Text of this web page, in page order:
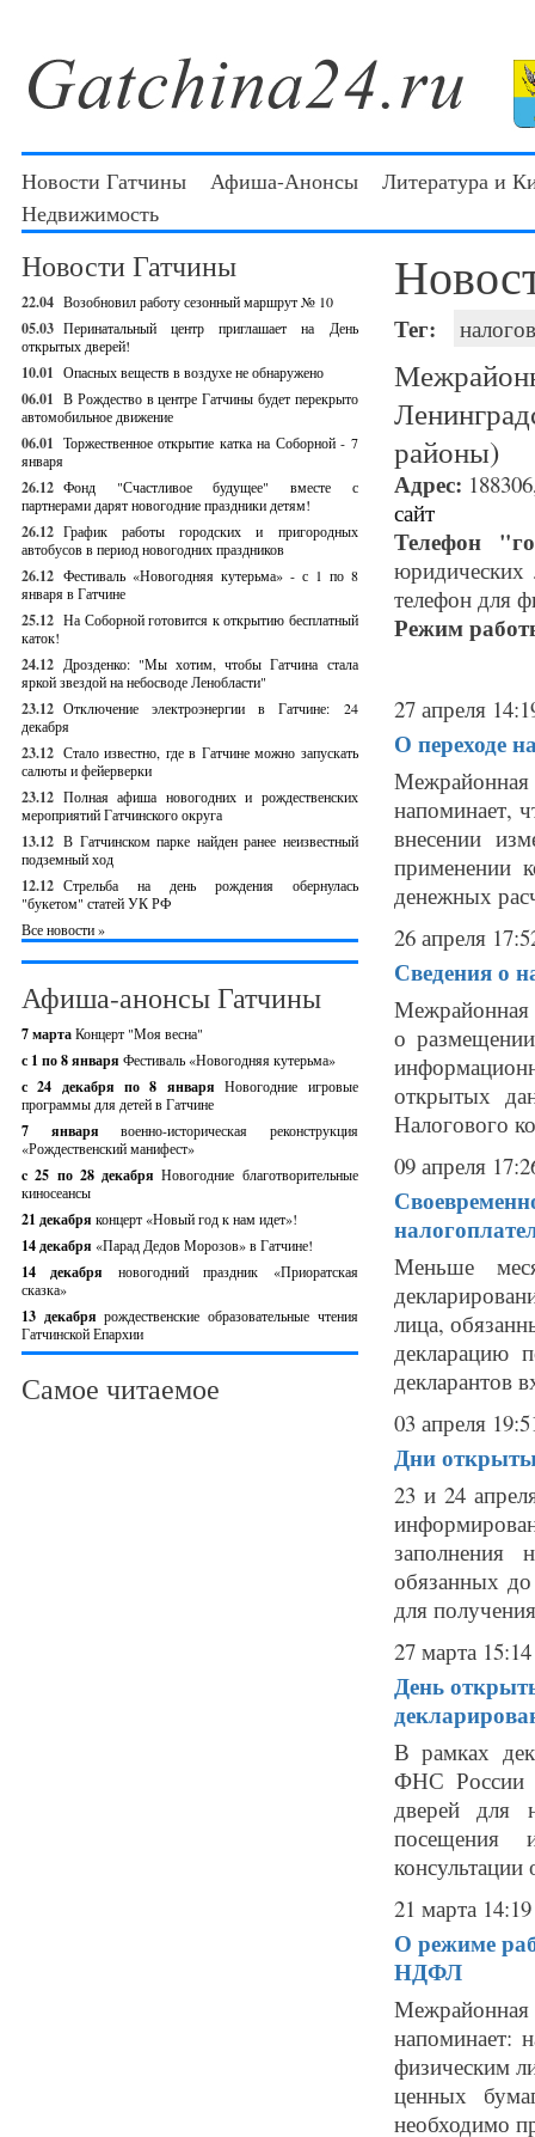
Новости Гатчины Афиша-Анонсы
Литература и
Недвижимость
Новости Гатчины
22.04 Возобновил работу сезонный маршрут № 10
05.03 Перинатальный центр приглашает на День
открытых дверей!
10.01 Опасных веществ в воздухе не обнаружено
06.01 В Рождество в центре Гатчины будет перекрыто
автомобильное движение
06.01 Торжественное открытие катка на Соборной - 7
января
26.12 Фонд "Счастливое будущее" вместе с
партнерами дарят новогодние праздники детям!
26.12 График работы городских и пригородных
автобусов в период новогодних праздников
26.12 Фестиваль «Новогодняя кутерьма» - с 1 по 8
января в Гатчине
25.12 На Соборной готовится к открытию бесплатный
каток!
24.12 Дрозденко: "Мы хотим, чтобы Гатчина стала
яркой звездой на небосводе Ленобласти"
23.12 Отключение электроэнергии в Гатчине: 24
декабря
23.12 Стало известно, где в Гатчине можно запускать
салюты и фейерверки
23.12 Полная афиша новогодних и рождественских
мероприятий Гатчинского округа
13.12 В Гатчинском парке найден ранее неизвестный
подземный ход
12.12 Стрельба на день рождения обернулась
"букетом" статей УК РФ
Все новости »
Афиша-анонсы Гатчины
7 мартаКонцерт "Моя весна"
с 1 по 8 января Фестиваль «Новогодняя кутерьма»
с 24 декабря по 8 январяНовогодние игровые
программы для детей в Гатчине
7 январявоенно-историческая реконструкция
«Рождественский манифест»
c 25 по 28 декабряНовогодние благотворительные
киносеансы
21 декабря концерт «Новый год к нам идет»!
14 декабря «Парад Дедов Морозов» в Гатчине!
14 декабря новогодний праздник «Приоратская
сказка»
13 декабрярождественские образовательные чтения
Гатчинской Епархии
Самое читаемое
Тег:
районы)
Адрес:
сайт
Телефон
юридических
телефон для
Режим
27 апреля
О переходе
напоминает,
внесении
применении
денежных
26 апреля
Сведения о
о
открытых
Налогового
09 апреля
Меньше
лица,
декларантов
03 апреля
Дни
23 и 24
заполнения
обязанных до
для
27 марта 15:14
День
В рамках
ФНС России
дверей для
посещения
21 марта 14:19
О режиме
НДФЛ
напоминает:
физическим
ценных
необходимо